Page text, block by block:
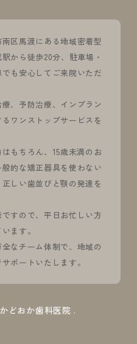
区馬渡にある地域密着型
から徒歩20分、駐車場・
も安心してご来院いただ
、予防治療、インプラン
ワンストップサービスを
もちろん、15歳未満のお
的な矯正器具を使わない
しい歯並びと顎の発達を
すので、平日お忙しい方
ます。
なチーム体制で、地域の
ポートいたします。
かどおか歯科医院 .